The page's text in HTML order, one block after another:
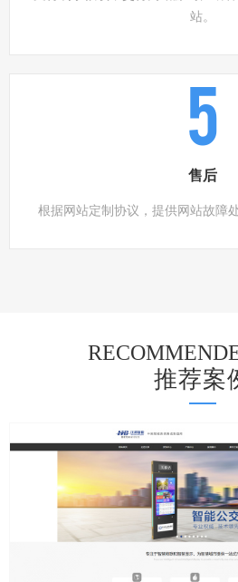
站。
5
售后
根据网站定制协议，提供网站故障
推荐案